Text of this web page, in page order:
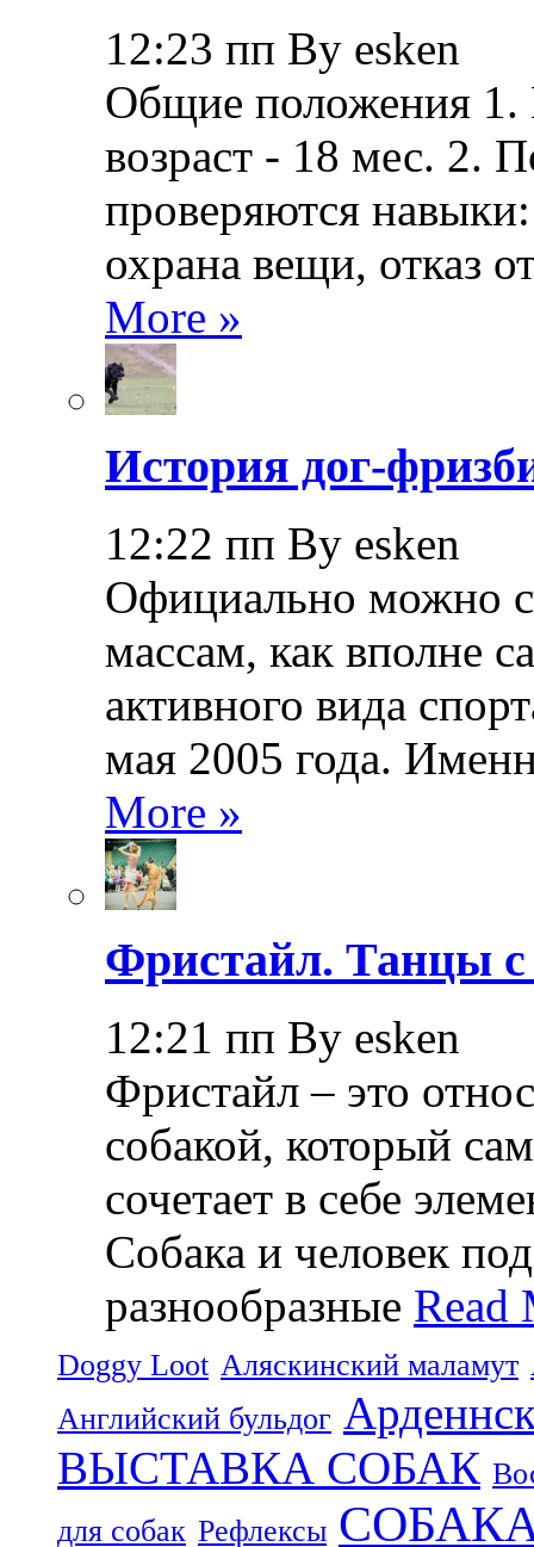
12:23 пп By esken
Общие положения
возраст - 18 мес. 2.
проверяются
охрана вещи, отказ
More »
История дог-
12:22 пп By esken
Официально можно
массам, как вполне
активного вида
мая 2005 года.
More »
Фристайл. Танцы с
12:21 пп By esken
Фристайл – это
собакой, который
сочетает в себе
Собака и человек
разнообразные Read
Doggy Loot Аляскинский маламут
Английский бульдог
ВЫСТАВКА СОБАК
для собак Рефлексы